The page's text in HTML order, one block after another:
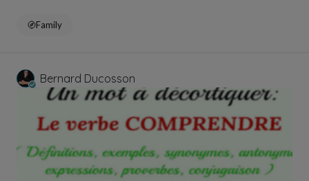
Family
Bernard Ducosson